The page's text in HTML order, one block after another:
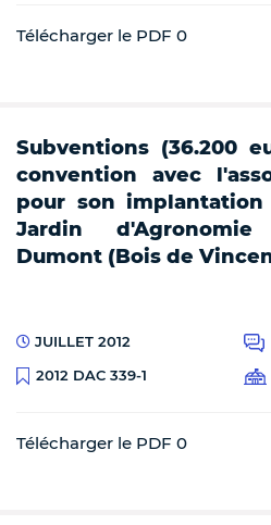
Télécharger le PDF 0
Subventions (36.200
convention avec
pour son
Jardin
Dumont (Bois de
JUILLET 2012
2012 DAC 339-1
Télécharger le PDF 0